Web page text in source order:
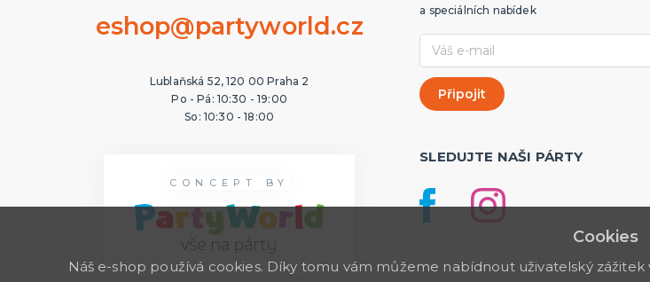
eshop@partyworld.cz
Lublaňská 52, 120 00 Praha 2
Po - Pá: 10:30 - 19:00
So: 10:30 - 18:00
CONCEPT BY
a speciálních nabídek
SLEDUJTE NAŠI PÁRTY
Cookies
Náš e-shop používá cookies. Díky tomu vám můžeme nabídnout uživatelský